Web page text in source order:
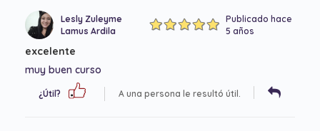
Lesly Zuleyme
Lamus Ardila
Publicado hace
5 años
excelente
muy buen curso
¿Útil? A una persona le resultó útil.